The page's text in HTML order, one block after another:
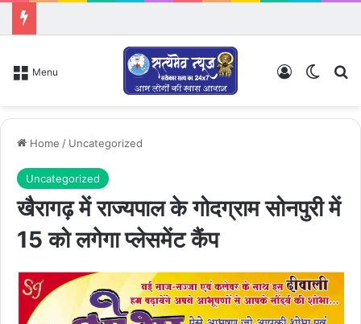
Menu Log In
Home / Uncategorized
Uncategorized
खैरागढ़ में राज्यपाल के गोदग्राम सोनपुरी में
15 को लगेगा प्लेसमेंट कैंप